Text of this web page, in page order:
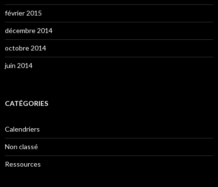
février 2015
décembre 2014
octobre 2014
juin 2014
CATÉGORIES
Calendriers
Non classé
Ressources